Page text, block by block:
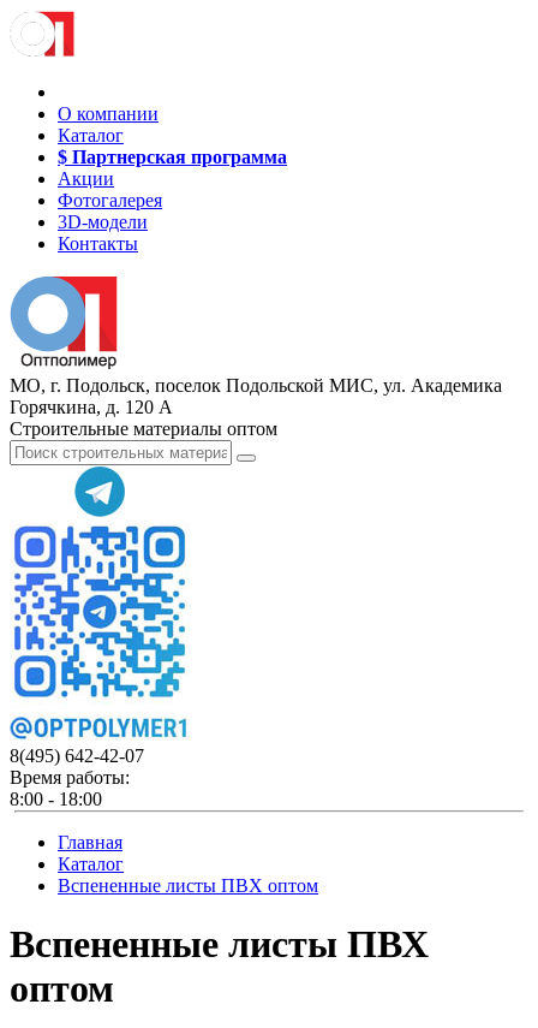
О компании
Каталог
$ Партнерская программа
Акции
Фотогалерея
3D-модели
Контакты
МО, г. Подольск, поселок Подольской МИС, ул. Академика
Горячкина, д. 120 А
Строительные материалы оптом
8(495) 642-42-07
Время работы:
8:00 - 18:00
Главная
Каталог
Вспененные листы ПВХ оптом
Вспененные листы ПВХ
оптом